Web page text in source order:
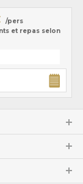
/pers
et repas selon